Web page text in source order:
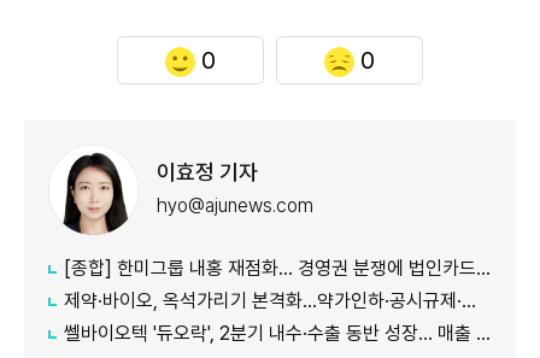
0 0
이효정 기자
hyo@ajunews.com
[종합] 한미그룹 내홍 재점화… 경영권 분쟁에 법인카드 의혹까지 '악재 지속'
제약·바이오, 옥석가리기 본격화…약가인하·공시규제·투자위축까지 '삼중고'
쎌바이오텍 '듀오락', 2분기 내수·수출 동반 성장… 매출 158억원